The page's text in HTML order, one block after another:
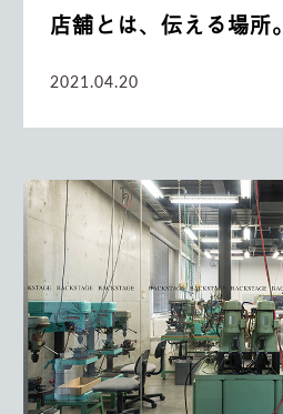
店舗とは、伝える場所。
2021.04.20